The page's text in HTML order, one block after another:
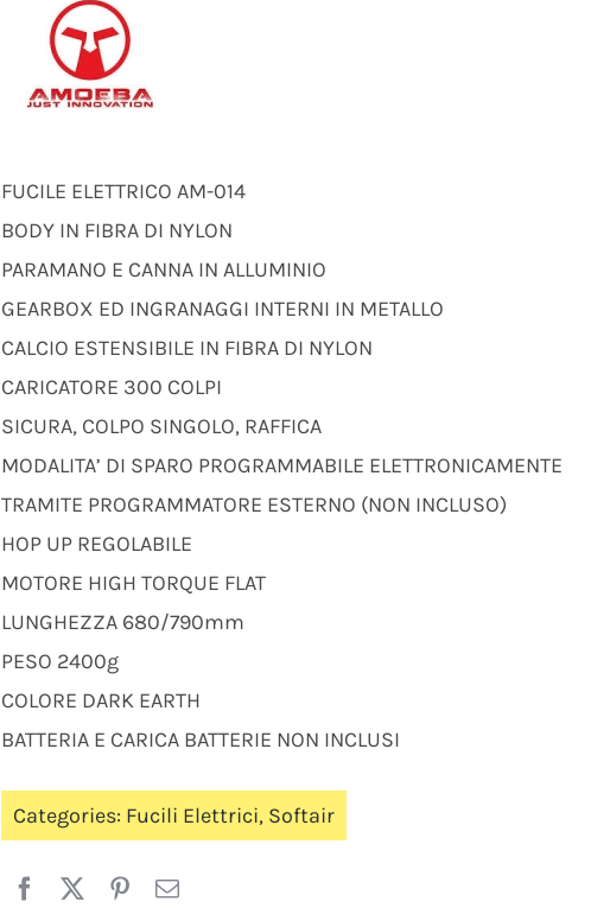
FUCILE ELETTRICO AM-014
BODY IN FIBRA DI NYLON
PARAMANO E CANNA IN ALLUMINIO
GEARBOX ED INGRANAGGI INTERNI IN METALLO
CALCIO ESTENSIBILE IN FIBRA DI NYLON
CARICATORE 300 COLPI
SICURA, COLPO SINGOLO, RAFFICA
MODALITA’ DI SPARO PROGRAMMABILE ELETTRONICAMENTE
TRAMITE PROGRAMMATORE ESTERNO (NON INCLUSO)
HOP UP REGOLABILE
MOTORE HIGH TORQUE FLAT
LUNGHEZZA 680/790mm
PESO 2400g
COLORE DARK EARTH
BATTERIA E CARICA BATTERIE NON INCLUSI
Categories: Fucili Elettrici, Softair